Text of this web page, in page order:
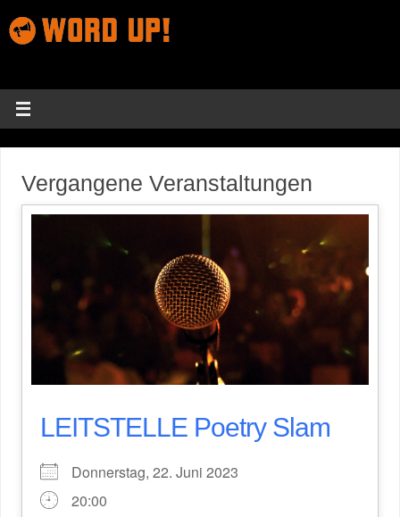
Vergangene Veranstaltungen
LEITSTELLE Poetry Slam
Donnerstag, 22. Juni 2023
20:00